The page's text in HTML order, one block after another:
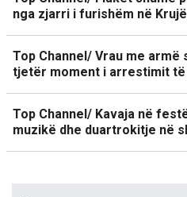
nga zjarri i furishëm në
Top Channel/ Vrau me
tjetër moment i arrestimit
Top Channel/ Kavaja në
muzikë dhe duartrokitje në